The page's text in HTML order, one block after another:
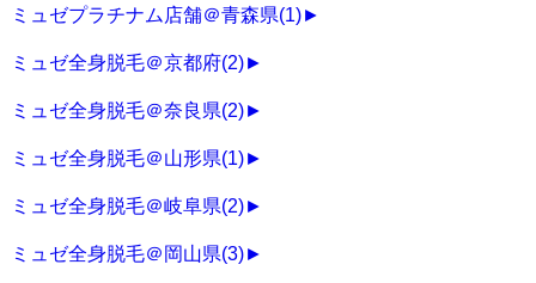
ミュゼプラチナム店舗＠青森県(1)►
ミュゼ全身脱毛＠京都府(2)►
ミュゼ全身脱毛＠奈良県(2)►
ミュゼ全身脱毛＠山形県(1)►
ミュゼ全身脱毛＠岐阜県(2)►
ミュゼ全身脱毛＠岡山県(3)►